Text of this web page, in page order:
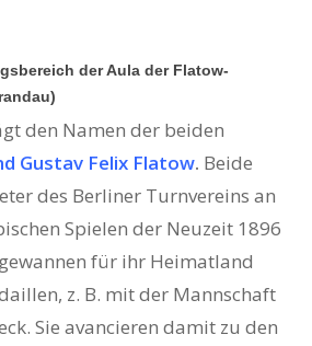
der Aula der Flatow-
den Namen der beiden
Gustav Felix Flatow. Beide
des Berliner Turnvereins an
Spielen der Neuzeit 1896
für ihr Heimatland
z. B. mit der Mannschaft
Sie avancieren damit zu den